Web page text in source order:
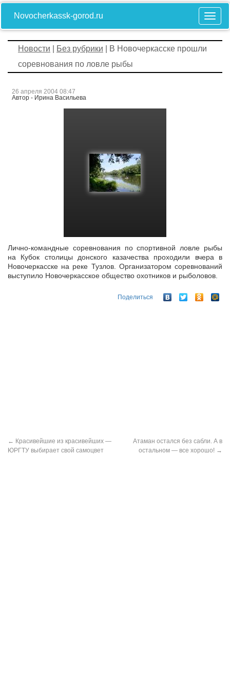
Novocherkassk-gorod.ru
Новости Без рубрики | В Новочеркасске прошли
соревнования по ловле рыбы
26 апреля 2004 08:47
Автор - Ирина Васильева
Лично-командные соревнования по спортивной ловле рыбы
на Кубок столицы донского казачества проходили вчера в
Новочеркасске на реке Тузлов. Организатором соревнований
выступило Новочеркасское общество охотников и рыболовов.
Поделиться
← Красивейшие из красивейших —
ЮРГТУ выбирает свой самоцвет
Атаман остался без сабли. А в
остальном — все хорошо! →